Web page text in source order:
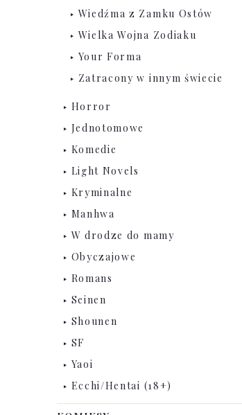
Wiedźma z Zamku Ostów
Wielka Wojna Zodiaku
Your Forma
Zatracony w innym świecie
Horror
Jednotomowe
Komedie
Light Novels
Kryminalne
Manhwa
W drodze do mamy
Obyczajowe
Romans
Seinen
Shounen
SF
Yaoi
Ecchi/Hentai (18+)